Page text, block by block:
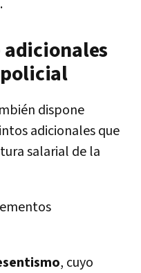
dispone
adicionales que
salarial de la
, cuyo